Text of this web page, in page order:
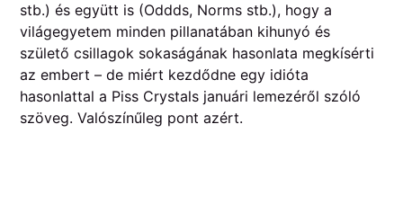
stb.) és együtt is (Oddds, Norms stb.), hogy a
világegyetem minden pillanatában kihunyó és
születő csillagok sokaságának hasonlata megkísérti
az embert – de miért kezdődne egy idióta
hasonlattal a Piss Crystals januári lemezéről szóló
szöveg. Valószínűleg pont azért.